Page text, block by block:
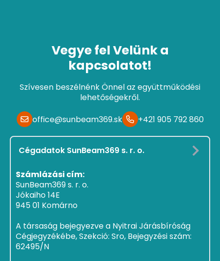
Vegye fel Velünk a
kapcsolatot!
Szívesen beszélnénk Önnel az együttműködési
lehetőségekről.
office@sunbeam369.sk
+421 905 792 860
Cégadatok SunBeam369 s. r. o.
Számlázási cím:
SunBeam369 s. r. o.
Jókaiho 14E
945 01 Komárno
A társaság bejegyezve a Nyitrai Járásbíróság
Cégjegyzékébe, Szekció: Sro, Bejegyzési szám:
62495/N